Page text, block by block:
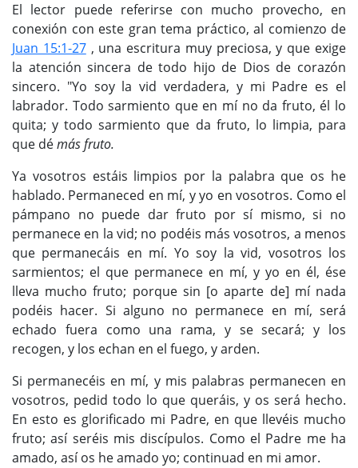
El lector puede referirse con mucho provecho, en
conexión con este gran tema práctico, al comienzo de
Juan 15:1-27, una escritura muy preciosa, y que exige
la atención sincera de todo hijo de Dios de corazón
sincero. "Yo soy la vid verdadera, y mi Padre es el
labrador. Todo sarmiento que en mí no da fruto, él lo
quita; y todo sarmiento que da fruto, lo limpia, para
que démás fruto.
Ya vosotros estáis limpios por la palabra que os he
hablado. Permaneced en mí, y yo en vosotros. Como el
pámpano no puede dar fruto por sí mismo, si no
permanece en la vid; no podéis más vosotros, a menos
que permanecáis en mí. Yo soy la vid, vosotros los
sarmientos; el que permanece en mí, y yo en él, ése
lleva mucho fruto; porque sin [o aparte de] mí nada
podéis hacer. Si alguno no permanece en mí, será
echado fuera como una rama, y ​​se secará; y los
recogen, y los echan en el fuego, y arden.
Si permanecéis en mí, y mis palabras permanecen en
vosotros, pedid todo lo que queráis, y os será hecho.
En esto es glorificado mi Padre, en que llevéis mucho
fruto; así seréis mis discípulos. Como el Padre me ha
amado, así os he amado yo; continuad en mi amor.